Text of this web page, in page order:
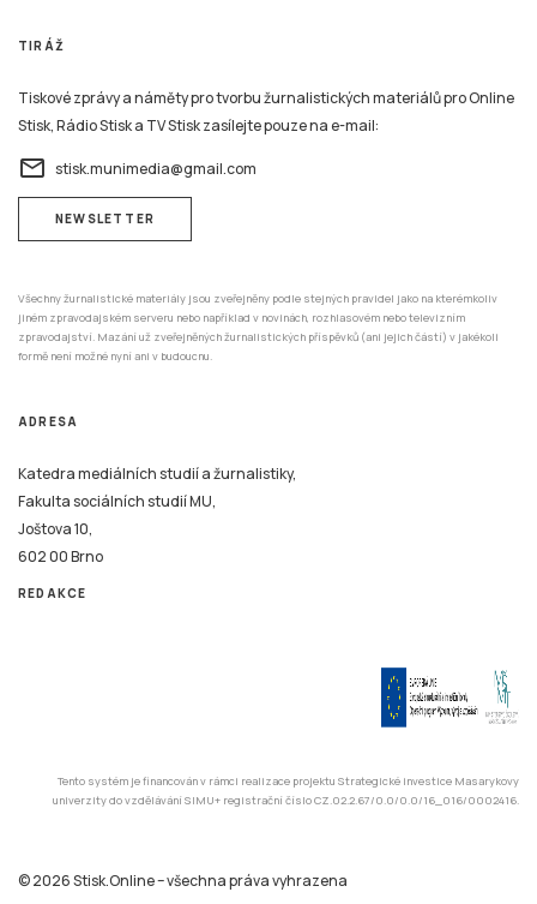
TIRÁŽ
Tiskové zprávy a náměty pro tvorbu žurnalistických materiálů pro Online
Stisk, Rádio Stisk a TV Stisk zasílejte pouze na e-mail:
email stisk.munimedia@gmail.com
NEWSLETTER
Všechny žurnalistické materiály jsou zveřejněny podle stejných pravidel jako na kterémkoliv
jiném zpravodajském serveru nebo například v novinách, rozhlasovém nebo televizním
zpravodajství. Mazání už zveřejněných žurnalistických příspěvků (ani jejich částí) v jakékoli
formě není možné nyní ani v budoucnu.
ADRESA
Katedra mediálních studií a žurnalistiky,
Fakulta sociálních studií MU,
Joštova 10,
602 00 Brno
REDAKCE
Tento systém je financován v rámci realizace projektu Strategické investice Masarykovy
univerzity do vzdělávání SIMU+ registrační číslo CZ.02.2.67/0.0/0.0/16_016/0002416.
© 2026 Stisk.Online – všechna práva vyhrazena